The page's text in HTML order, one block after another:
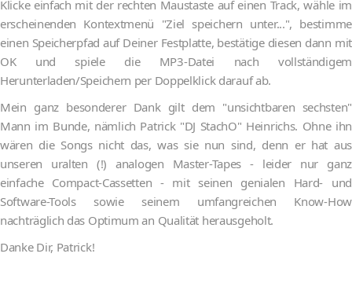
Klicke einfach mit der rechten Maustaste auf einen Track, wähle im
erscheinenden Kontextmenü "Ziel speichern unter...", bestimme
einen Speicherpfad auf Deiner Festplatte, bestätige diesen dann mit
OK und spiele die MP3-Datei nach vollständigem
Herunterladen/Speichern per Doppelklick darauf ab.
Mein ganz besonderer Dank gilt dem "unsichtbaren sechsten"
Mann im Bunde, nämlich Patrick "DJ StachO" Heinrichs. Ohne ihn
wären die Songs nicht das, was sie nun sind, denn er hat aus
unseren uralten (!) analogen Master-Tapes - leider nur ganz
einfache Compact-Cassetten - mit seinen genialen Hard- und
Software-Tools sowie seinem umfangreichen Know-How
nachträglich das Optimum an Qualität herausgeholt.
Danke Dir, Patrick!